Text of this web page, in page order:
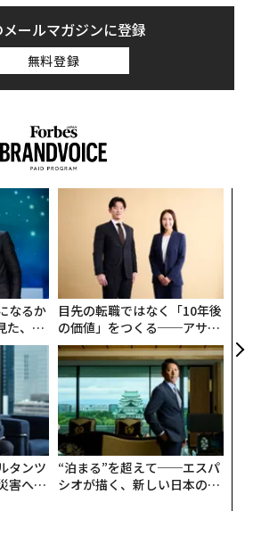
ールマガジンに登録
無料登録
なるか
た、く
目先の転職ではなく「10年後
の価値」をつくる──アサイ
ンの長期伴走型支援とは
タンツ
害への
“泊まる”を超えて──エスパ
シオが描く、新しい日本のラ